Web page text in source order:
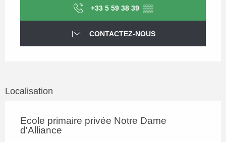
+33 5 59 38 39 ▒▒
CONTACTEZ-NOUS
Localisation
Ecole primaire privée Notre Dame
d'Alliance